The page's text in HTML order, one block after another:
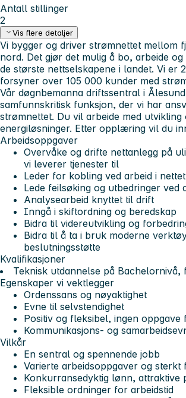
Antall stillinger
2
Vis flere detaljer
Vi bygger og driver strømnettet mellom
nord. Det gjør det mulig å bo, arbeide
de største nettselskapene i landet. Vi
forsyner over 105 000 kunder med
Vår døgnbemanna driftssentral i
samfunnskritisk funksjon, der vi har
strømnettet. Du vil arbeide med
energiløsninger. Etter opplæring vil du
Arbeidsoppgaver
Overvåke og drifte nettanlegg på
vi leverer tjenester til
Leder for kobling ved arbeid i nettet
Lede feilsøking og utbedringer
Analysearbeid knyttet til drift
Inngå i skiftordning og beredskap
Bidra til videreutvikling og
Bidra til å ta i bruk moderne
beslutningsstøtte
Kvalifikasjoner
Teknisk utdannelse på
Egenskaper vi vektlegger
Ordenssans og nøyaktighet
Evne til selvstendighet
Positiv og fleksibel, ingen
Kommunikasjons- og
Vilkår
En sentral og spennende jobb
Varierte arbeidsoppgaver og sterkt
Konkurransedyktig lønn,
Fleksible ordninger for arbeidstid